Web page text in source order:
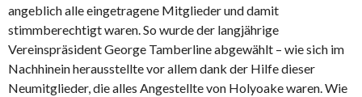
angeblich alle eingetragene Mitglieder und damit
stimmberechtigt waren. So wurde der langjährige
Vereinspräsident George Tamberline abgewählt – wie sich im
Nachhinein herausstellte vor allem dank der Hilfe dieser
Neumitglieder, die alles Angestellte von Holyoake waren. Wie